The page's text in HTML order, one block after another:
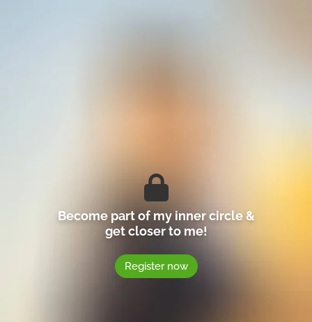
Become part of my inner circle &
get closer to me!
Register now